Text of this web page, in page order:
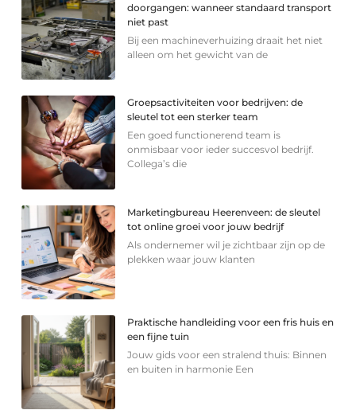
doorgangen: wanneer standaard transport
niet past
Bij een machineverhuizing draait het niet
alleen om het gewicht van de
Groepsactiviteiten voor bedrijven: de
sleutel tot een sterker team
Een goed functionerend team is
onmisbaar voor ieder succesvol bedrijf.
Collega’s die
Marketingbureau Heerenveen: de sleutel
tot online groei voor jouw bedrijf
Als ondernemer wil je zichtbaar zijn op de
plekken waar jouw klanten
Praktische handleiding voor een fris huis en
een fijne tuin
Jouw gids voor een stralend thuis: Binnen
en buiten in harmonie Een